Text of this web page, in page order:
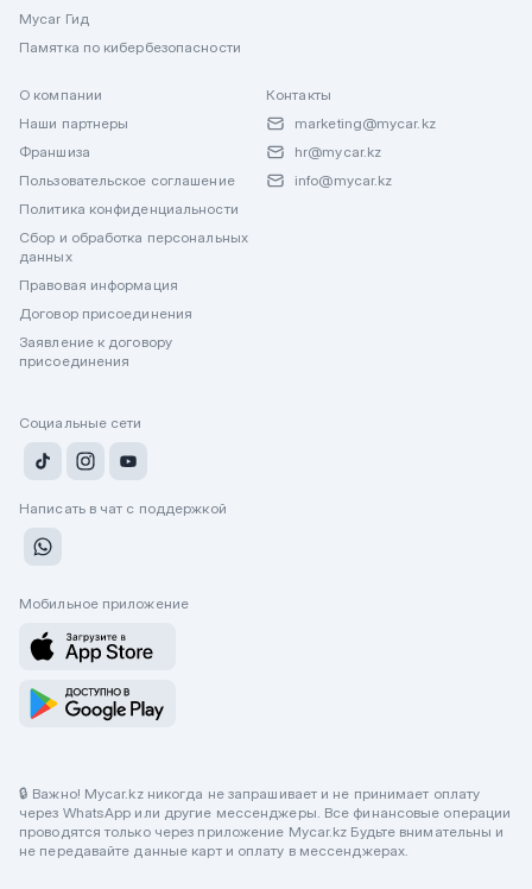
Mycar Гид
Памятка по кибербезопасности
О компании
Наши партнеры
Франшиза
Пользовательское соглашение
Политика конфиденциальности
Сбор и обработка персональных
данных
Правовая информация
Договор присоединения
Заявление к договору
присоединения
Контакты
marketing@mycar.kz
hr@mycar.kz
info@mycar.kz
Социальные сети
Написать в чат с поддержкой
Мобильное приложение
🔒 Важно! Mycar.kz никогда не запрашивает и не принимает оплату
через WhatsApp или другие мессенджеры. Все финансовые операции
проводятся только через приложение Mycar.kz Будьте внимательны и
не передавайте данные карт и оплату в мессенджерах.